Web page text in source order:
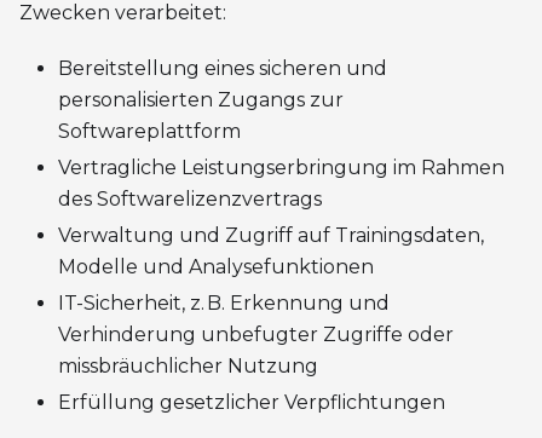
Zwecken verarbeitet:
Bereitstellung eines sicheren und
personalisierten Zugangs zur
Softwareplattform
Vertragliche Leistungserbringung im Rahmen
des Softwarelizenzvertrags
Verwaltung und Zugriff auf Trainingsdaten,
Modelle und Analysefunktionen
IT-Sicherheit, z. B. Erkennung und
Verhinderung unbefugter Zugriffe oder
missbräuchlicher Nutzung
Erfüllung gesetzlicher Verpflichtungen